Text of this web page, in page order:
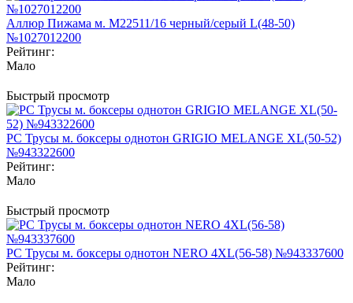
Аллюр Пижама м. M22511/16 черный/серый L(48-50)
№1027012200
Рейтинг:
Мало
Быстрый просмотр
PC Трусы м. боксеры однотон GRIGIO MELANGE XL(50-52)
№943322600
Рейтинг:
Мало
Быстрый просмотр
PC Трусы м. боксеры однотон NERO 4XL(56-58) №943337600
Рейтинг:
Мало